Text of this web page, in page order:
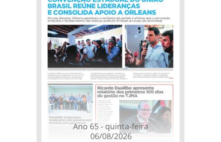
Ano 65 - quinta-feira
06/08/2026